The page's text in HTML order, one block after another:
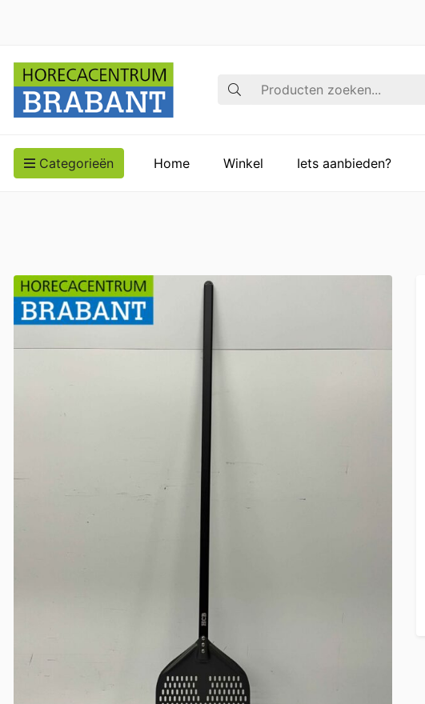
Zoek op
Categorieën Home Winkel Iets aanbieden?